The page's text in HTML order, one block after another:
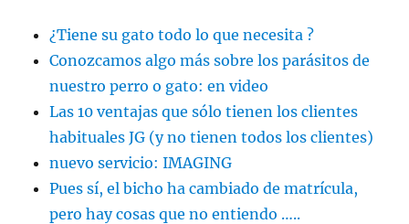
¿Tiene su gato todo lo que necesita ?
Conozcamos algo más sobre los parásitos de
nuestro perro o gato: en video
Las 10 ventajas que sólo tienen los clientes
habituales JG (y no tienen todos los clientes)
nuevo servicio: IMAGING
Pues sí, el bicho ha cambiado de matrícula,
pero hay cosas que no entiendo …..